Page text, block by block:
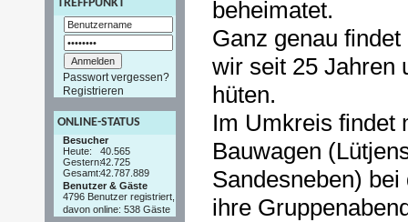
TREFFPUNKT
Passwort vergessen?
Registrieren
ONLINE-STATUS
Besucher
Heute:
40.565
Gestern:42.725
Gesamt:42.787.889
Benutzer & Gäste
4796 Benutzer registriert,
davon online: 538 Gäste
beheimatet.
Ganz genau
wir seit 25 Jahren
hüten.
Im Umkreis findet
Bauwagen
Sandesneben)
ihre